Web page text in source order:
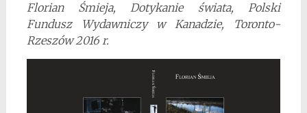
Florian Śmieja, Dotykanie świata, Polski
Fundusz Wydawniczy w Kanadzie, Toronto-
Rzeszów 2016 r.